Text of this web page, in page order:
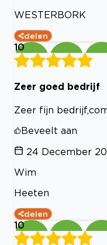
WESTERBORK
delen
10
Zeer goed bedrijf
Zeer fijn
Beveelt aan
24 December
Wim
Heeten
delen
10